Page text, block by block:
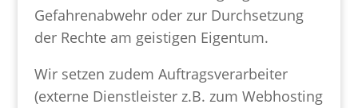
Gefahrenabwehr oder zur Durchsetzung
der Rechte am geistigen Eigentum.
Wir setzen zudem Auftragsverarbeiter
(externe Dienstleister z.B. zum Webhosting